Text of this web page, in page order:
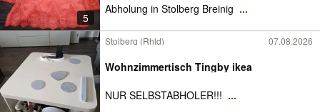
5
Abholung in Stolberg Breinig ...
Stolberg (Rhld) 07.08.2026
Wohnzimmertisch Tingby ikea
NUR SELBSTABHOLER!!! ...